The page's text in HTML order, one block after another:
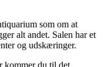
som om at
alt andet. Salen har et
og udskæringer.